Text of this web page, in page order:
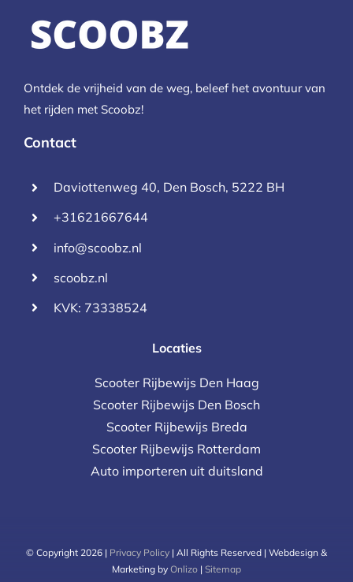
Ontdek de vrijheid van de weg, beleef het avontuur van
het rijden met Scoobz!
Contact
Daviottenweg 40, Den Bosch, 5222 BH
+31621667644
info@scoobz.nl
scoobz.nl
KVK: 73338524
Locaties
Scooter Rijbewijs Den Haag
Scooter Rijbewijs Den Bosch
Scooter Rijbewijs Breda
Scooter Rijbewijs Rotterdam
Auto importeren uit duitsland
© Copyright 2026 | Privacy Policy | All Rights Reserved | Webdesign &
Marketing by Onlizo | Sitemap